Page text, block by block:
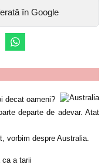
în Google
decat oameni?
departe de adevar. Atat
vorbim despre Australia.
ca a tarii